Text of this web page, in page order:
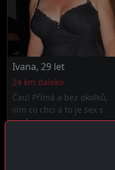
Ivana, 29 let
24 km daleko
Čau! Přímá a bez okolků,
vím co chci a to je sex s
mužem co...